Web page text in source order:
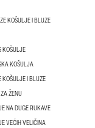
KOŠULJE I BLUZE
KOŠULJE
KOŠULJA
KOŠULJE I BLUZE
ŽENU
NA DUGE RUKAVE
VEĆIH VELIČINA